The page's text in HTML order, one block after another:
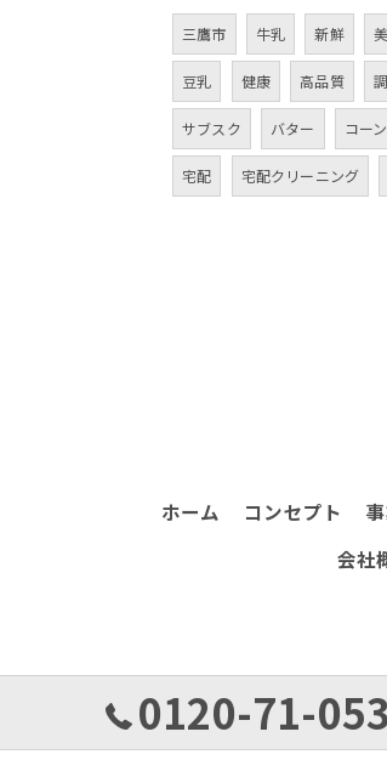
三鷹市 牛乳 新鮮
豆乳 健康 高品質
サブスク バター コー
宅配 宅配クリーニング
0120-71-
ホーム コンセプト
会社